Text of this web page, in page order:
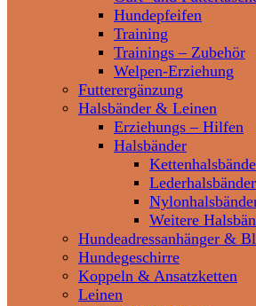
Hundepfeifen
Training
Trainings – Zubehör
Welpen-Erziehung
Futterergänzung
Halsbänder & Leinen
Erziehungs – Hilfen
Halsbänder
Lederhalsbänder
Weitere
Hundeadressanhänger &
Hundegeschirre
Koppeln & Ansatzketten
Leinen